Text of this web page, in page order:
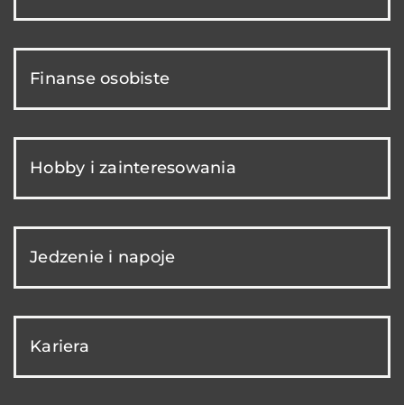
Finanse osobiste
Hobby i zainteresowania
Jedzenie i napoje
Kariera